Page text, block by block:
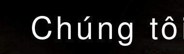
Chúng